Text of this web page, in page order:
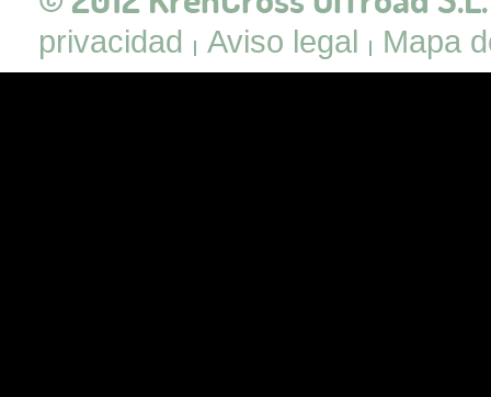
privacidad Aviso legal Mapa